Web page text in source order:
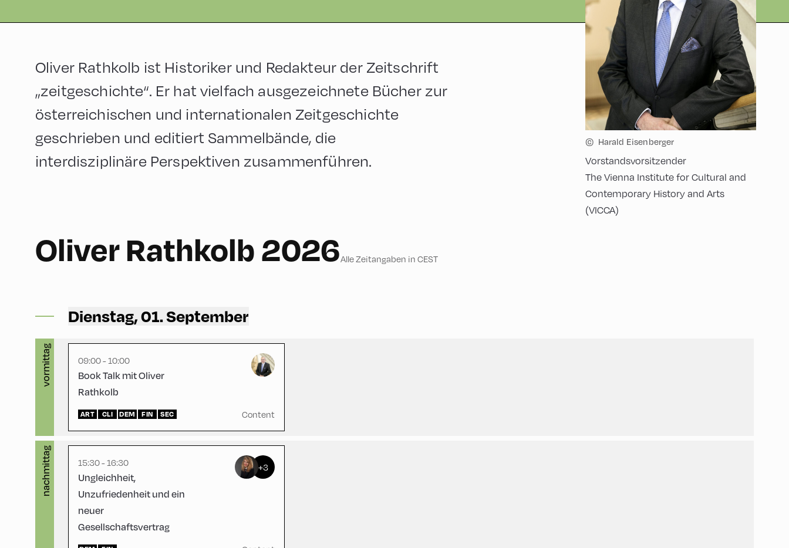
© Harald Eisenberger
Vorstandsvorsitzender
The Vienna Institute for Cultural and
Contemporary History and Arts
(VICCA)
Oliver Rathkolb ist Historiker und Redakteur der Zeitschrift
„zeitgeschichte“. Er hat vielfach ausgezeichnete Bücher zur
österreichischen und internationalen Zeitgeschichte
geschrieben und editiert Sammelbände, die
interdisziplinäre Perspektiven zusammenführen.
Oliver Rathkolb 2026Alle Zeitangaben in CEST
Dienstag, 01. September
vormittag 09:00 - 10:00
Book Talk mit Oliver
Rathkolb
ART CLI DEM FIN SEC Content
nachmittag
English 60
CCA – Hayek-Saal
15:30 - 16:30
Ungleichheit,
Unzufriedenheit und ein
neuer
Gesellschaftsvertrag
+3